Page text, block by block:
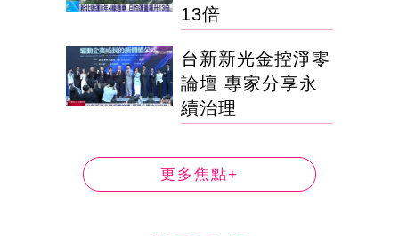
13倍
台新新光金控淨零
論壇 專家分享永
續治理
更多焦點+